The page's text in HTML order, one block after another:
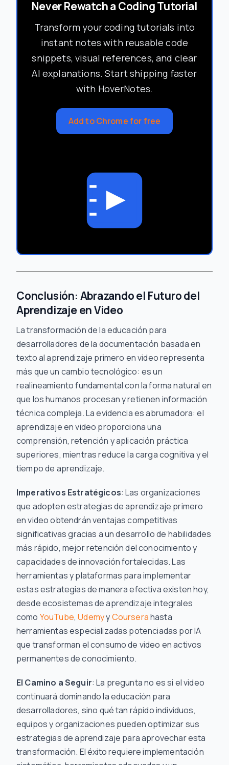
Never Rewatch a Coding Tutorial
Transform your coding tutorials into
instant notes with reusable code
snippets, visual references, and clear
AI explanations. Start shipping faster
with HoverNotes.
Add to Chrome for free
Conclusión: Abrazando el Futuro del
Aprendizaje en Video
La transformación de la educación para
desarrolladores de la documentación basada en
texto al aprendizaje primero en video representa
más que un cambio tecnológico: es un
realineamiento fundamental con la forma natural en
que los humanos procesan y retienen información
técnica compleja. La evidencia es abrumadora: el
aprendizaje en video proporciona una
comprensión, retención y aplicación práctica
superiores, mientras reduce la carga cognitiva y el
tiempo de aprendizaje.
Imperativos Estratégicos: Las organizaciones
que adopten estrategias de aprendizaje primero
en video obtendrán ventajas competitivas
significativas gracias a un desarrollo de habilidades
más rápido, mejor retención del conocimiento y
capacidades de innovación fortalecidas. Las
herramientas y plataformas para implementar
estas estrategias de manera efectiva existen hoy,
desde ecosistemas de aprendizaje integrales
como YouTube,UdemyyCourserahasta
herramientas especializadas potenciadas por IA
que transforman el consumo de video en activos
permanentes de conocimiento.
El Camino a Seguir: La pregunta no es si el video
continuará dominando la educación para
desarrolladores, sino qué tan rápido individuos,
equipos y organizaciones pueden optimizar sus
estrategias de aprendizaje para aprovechar esta
transformación. El éxito requiere implementación